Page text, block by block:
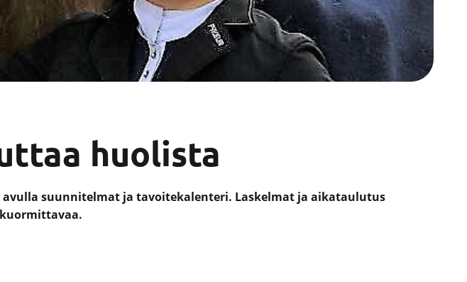
huolista
suunnitelmat ja tavoitekalenteri. Laskelmat ja aikataulutus